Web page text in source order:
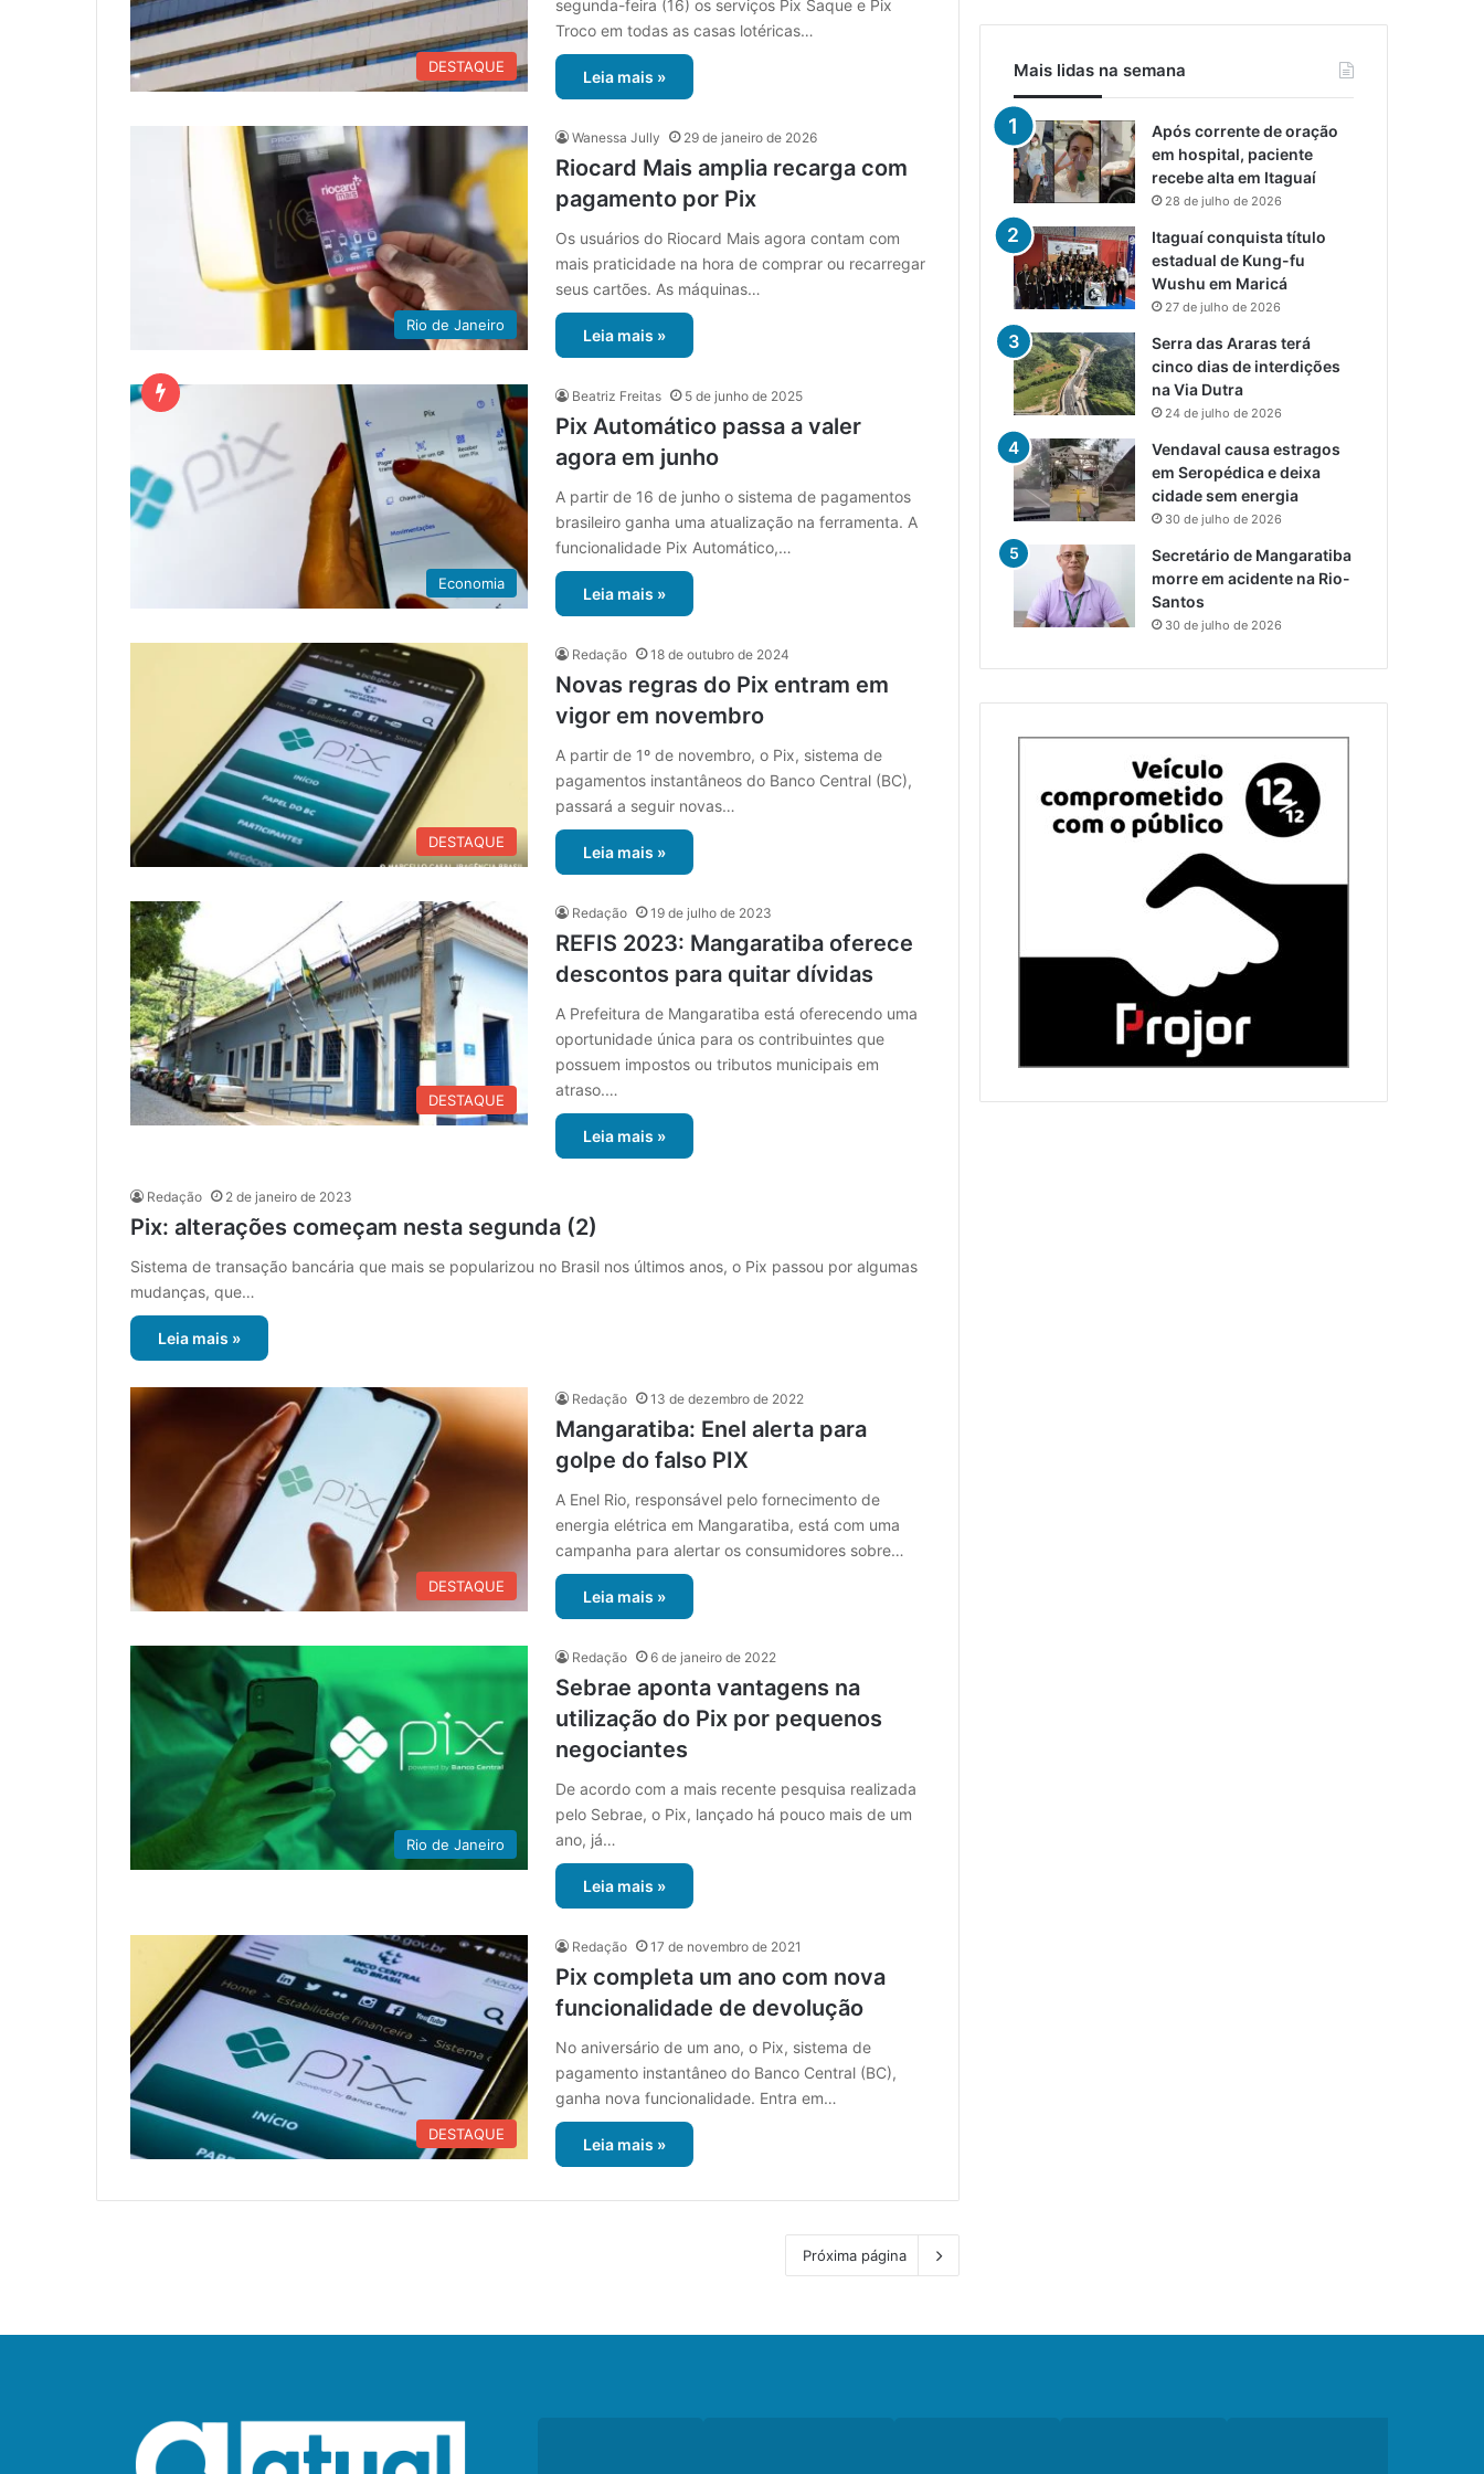
DESTAQUE
segunda-feira (16) os serviços Pix Saque e Pix
Troco em todas as casas lotéricas…
Leia mais »
Rio de Janeiro
Wanessa Jully 29 de janeiro de 2026
Riocard Mais amplia recarga com
pagamento por Pix
Os usuários do Riocard Mais agora contam com
mais praticidade na hora de comprar ou recarregar
seus cartões. As máquinas…
Leia mais »
Economia
Beatriz Freitas 5 de junho de 2025
Pix Automático passa a valer
agora em junho
A partir de 16 de junho o sistema de pagamentos
brasileiro ganha uma atualização na ferramenta. A
funcionalidade Pix Automático,…
Leia mais »
DESTAQUE
Redação 18 de outubro de 2024
Novas regras do Pix entram em
vigor em novembro
A partir de 1º de novembro, o Pix, sistema de
pagamentos instantâneos do Banco Central (BC),
passará a seguir novas…
Leia mais »
DESTAQUE
Redação 19 de julho de 2023
REFIS 2023: Mangaratiba oferece
descontos para quitar dívidas
A Prefeitura de Mangaratiba está oferecendo uma
oportunidade única para os contribuintes que
possuem impostos ou tributos municipais em
atraso.…
Leia mais »
Redação 2 de janeiro de 2023
Pix: alterações começam nesta segunda (2)
Sistema de transação bancária que mais se popularizou no Brasil nos últimos anos, o Pix passou por algumas
mudanças, que…
Leia mais »
DESTAQUE
Redação 13 de dezembro de 2022
Mangaratiba: Enel alerta para
golpe do falso PIX
A Enel Rio, responsável pelo fornecimento de
energia elétrica em Mangaratiba, está com uma
campanha para alertar os consumidores sobre…
Leia mais »
Rio de Janeiro
Redação 6 de janeiro de 2022
Sebrae aponta vantagens na
utilização do Pix por pequenos
negociantes
De acordo com a mais recente pesquisa realizada
pelo Sebrae, o Pix, lançado há pouco mais de um
ano, já…
Leia mais »
DESTAQUE
Redação 17 de novembro de 2021
Pix completa um ano com nova
funcionalidade de devolução
No aniversário de um ano, o Pix, sistema de
pagamento instantâneo do Banco Central (BC),
ganha nova funcionalidade. Entra em…
Leia mais »
Próxima página
Mais lidas na semana
Após corrente de oração
em hospital, paciente
recebe alta em Itaguaí
28 de julho de 2026
Itaguaí conquista título
estadual de Kung-fu
Wushu em Maricá
27 de julho de 2026
Serra das Araras terá
cinco dias de interdições
na Via Dutra
24 de julho de 2026
Vendaval causa estragos
em Seropédica e deixa
cidade sem energia
30 de julho de 2026
Secretário de Mangaratiba
morre em acidente na Rio-
Santos
30 de julho de 2026